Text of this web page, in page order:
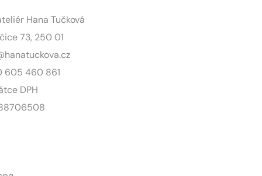
Hana Tučková
73, 250 01
605 460 861
DPH